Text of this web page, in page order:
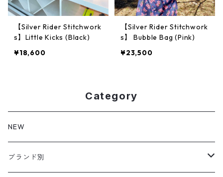
【Silver Rider Stitchwork
s】Little Kicks (Black)
¥18,600
【Silver Rider Stitchwork
s】 Bubble Bag (Pink)
¥23,500
Category
NEW
ブランド別